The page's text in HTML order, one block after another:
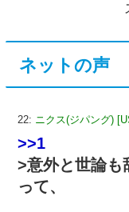
ネットの声
22: ニクス(ジパング)
>>1
>意外と世論も
って、